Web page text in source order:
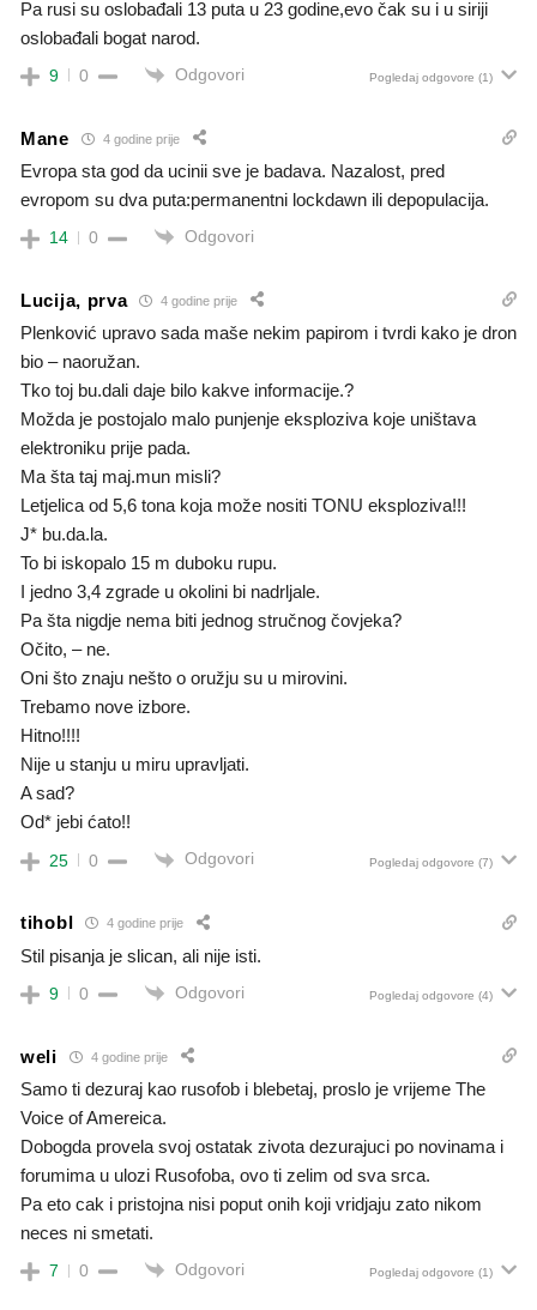
Pa rusi su oslobađali 13 puta u 23 godine,evo čak su i u siriji
oslobađali bogat narod.
9 0 Odgovori Pogledaj odgovore (1)
Mane 4 godine prije
Evropa sta god da ucinii sve je badava. Nazalost, pred
evropom su dva puta:permanentni lockdawn ili depopulacija.
14 0 Odgovori
Lucija, prva 4 godine prije
Plenković upravo sada maše nekim papirom i tvrdi kako je dron
bio – naoružan.
Tko toj bu.dali daje bilo kakve informacije.?
Možda je postojalo malo punjenje eksploziva koje uništava
elektroniku prije pada.
Ma šta taj maj.mun misli?
Letjelica od 5,6 tona koja može nositi TONU eksploziva!!!
J* bu.da.la.
To bi iskopalo 15 m duboku rupu.
I jedno 3,4 zgrade u okolini bi nadrljale.
Pa šta nigdje nema biti jednog stručnog čovjeka?
Očito, – ne.
Oni što znaju nešto o oružju su u mirovini.
Trebamo nove izbore.
Hitno!!!!
Nije u stanju u miru upravljati.
A sad?
Od* jebi ćato!!
25 0 Odgovori Pogledaj odgovore (7)
tihobl 4 godine prije
Stil pisanja je slican, ali nije isti.
9 0 Odgovori Pogledaj odgovore (4)
weli 4 godine prije
Samo ti dezuraj kao rusofob i blebetaj, proslo je vrijeme The
Voice of Amereica.
Dobogda provela svoj ostatak zivota dezurajuci po novinama i
forumima u ulozi Rusofoba, ovo ti zelim od sva srca.
Pa eto cak i pristojna nisi poput onih koji vridjaju zato nikom
neces ni smetati.
7 0 Odgovori Pogledaj odgovore (1)